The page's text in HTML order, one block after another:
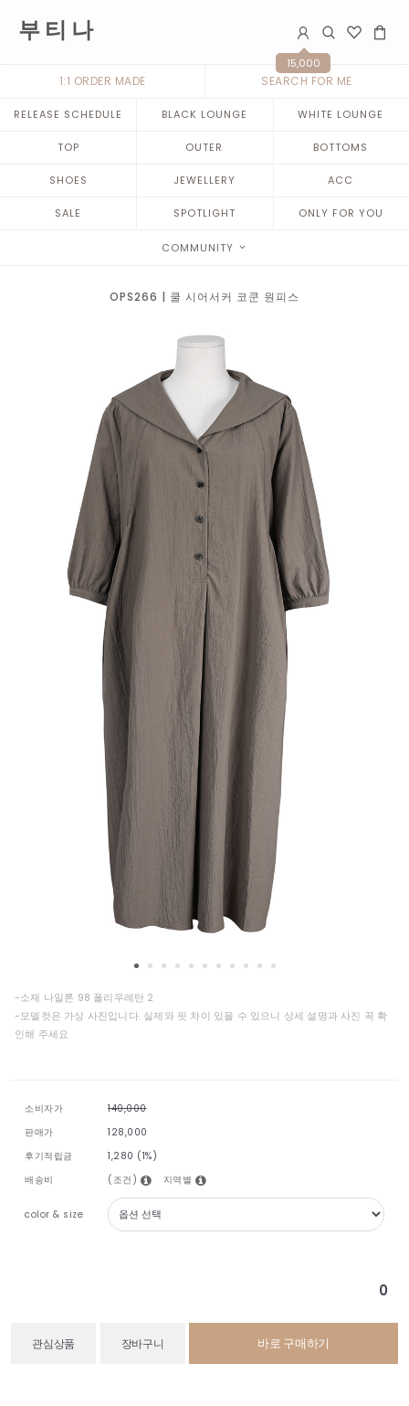
부 티 나
15,000
1:1 ORDER MADE SEARCH FOR ME
RELEASE SCHEDULE BLACK LOUNGE WHITE LOUNGE
TOP OUTER BOTTOMS
SHOES JEWELLERY ACC
SALE SPOTLIGHT ONLY FOR YOU
COMMUNITY
OPS266 | 쿨 시어서커 코쿤 원피스
-소재 나일론 98 폴리우레탄 2
-모델컷은 가상 사진입니다. 실제와 핏 차이 있을 수 있으니 상세 설명과 사진 꼭 확
인해 주세요
소비자가
140,000
판매가
128,000
후기적립금
1,280 (1%)
배송비
(조건) 지역별
color & size
0
관심상품 장바구니 바로 구매하기